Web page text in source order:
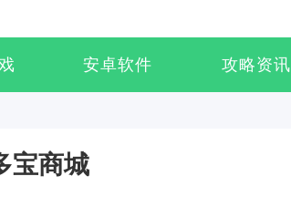
安卓软件 攻略资讯
宝商城